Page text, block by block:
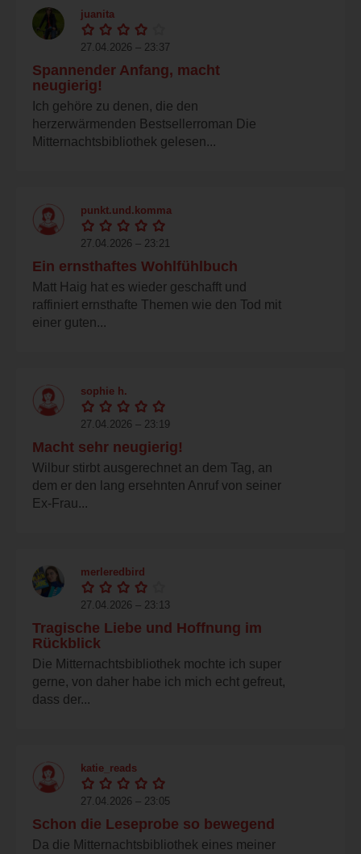
juanita
27.04.2026 – 23:37
Spannender Anfang, macht
neugierig!
Ich gehöre zu denen, die den
herzerwärmenden Bestsellerroman Die
Mitternachtsbibliothek gelesen...
punkt.und.komma
27.04.2026 – 23:21
Ein ernsthaftes Wohlfühlbuch
Matt Haig hat es wieder geschafft und
raffiniert ernsthafte Themen wie den Tod mit
einer guten...
sophie h.
27.04.2026 – 23:19
Macht sehr neugierig!
Wilbur stirbt ausgerechnet an dem Tag, an
dem er den lang ersehnten Anruf von seiner
Ex-Frau...
merleredbird
27.04.2026 – 23:13
Tragische Liebe und Hoffnung im
Rückblick
Die Mitternachtsbibliothek mochte ich super
gerne, von daher habe ich mich echt gefreut,
dass der...
katie_reads
27.04.2026 – 23:05
Schon die Leseprobe so bewegend
Da die Mitternachtsbibliothek eines meiner